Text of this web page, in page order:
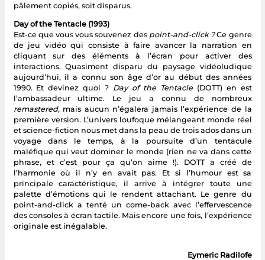
pâlement copiés, soit disparus.
Day of the Tentacle (1993)
Est-ce que vous vous souvenez des point-and-click ?Ce genre
de jeu vidéo qui consiste à faire avancer la narration en
cliquant sur des éléments à l’écran pour activer des
interactions. Quasiment disparu du paysage vidéoludique
aujourd’hui, il a connu son âge d’or au début des années
1990. Et devinez quoi ? Day of the Tentacle(DOTT) en est
l’ambassadeur ultime. Le jeu a connu de nombreux
remastered, mais aucun n’égalera jamais l’expérience de la
première version. L’univers loufoque mélangeant monde réel
et science-fiction nous met dans la peau de trois ados dans un
voyage dans le temps, à la poursuite d’un tentacule
maléfique qui veut dominer le monde (rien ne va dans cette
phrase, et c’est pour ça qu’on aime !). DOTT a créé de
l’harmonie où il n’y en avait pas. Et si l’humour est sa
principale caractéristique, il arrive à intégrer toute une
palette d’émotions qui le rendent attachant. Le genre du
point-and-click a tenté un come-back avec l’effervescence
des consoles à écran tactile. Mais encore une fois, l’expérience
originale est inégalable.
Eymeric Radilofe